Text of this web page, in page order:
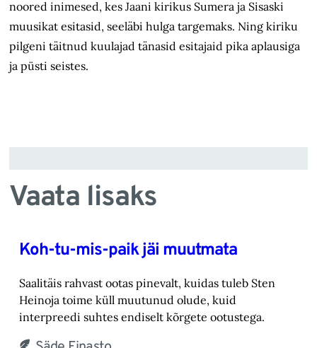
noored inimesed, kes Jaani kirikus Sumera ja Sisaski
muusikat esitasid, seeläbi hulga targemaks. Ning kiriku
pilgeni täitnud kuulajad tänasid esitajaid pika aplausiga
ja püsti seistes.
Vaata lisaks
Koh-tu-mis-paik jäi muutmata
Saalitäis rahvast ootas pinevalt, kuidas tuleb Sten
Heinoja toime küll muutunud olude, kuid
‎interpreedi suhtes endiselt kõrgete ootustega.‎